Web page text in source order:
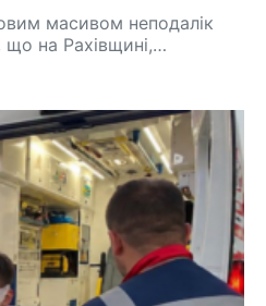
масивом неподалік
що на Рахівщині,…